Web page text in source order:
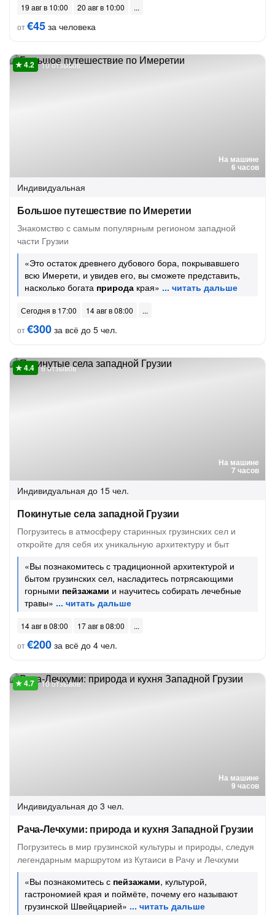
19 авг в 10:00
20 авг в 10:00
от€45 за человека
На машине
6 часов
10 отзывов
Индивидуальная
Большое путешествие по Имеретии
Знакомство с самым популярным регионом западной
части Грузии
«Это остаток древнего дубового бора, покрывавшего
всю Имерети, и увидев его, вы сможете представить,
насколько богата природа края»
Сегодня в 17:00
14 авг в 08:00
от€300 за всё до 5 чел.
На машине
7 часов
6 отзывов
Индивидуальная до 15 чел.
Покинутые села западной Грузии
Погрузитесь в атмосферу старинных грузинских сел и
откройте для себя их уникальную архитектуру и быт
«Вы познакомитесь с традиционной архитектурой и
бытом грузинских сел, насладитесь потрясающими
горными пейзажами и научитесь собирать лечебные
травы»
14 авг в 08:00
17 авг в 08:00
от€200 за всё до 4 чел.
На машине
9 часов
10 отзывов
Индивидуальная до 3 чел.
Рача-Лечхуми: природа и кухня Западной Грузии
Погрузитесь в мир грузинской культуры и природы, следуя
легендарным маршрутом из Кутаиси в Рачу и Лечхуми
«Вы познакомитесь с пейзажами, культурой,
гастрономией края и поймёте, почему его называют
грузинской Швейцарией»